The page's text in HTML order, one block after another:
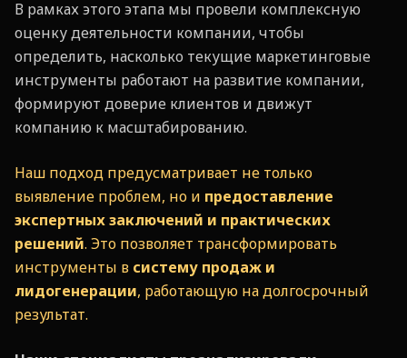
В рамках этого этапа мы провели комплексную
оценку деятельности компании, чтобы
определить, насколько текущие маркетинговые
инструменты работают на развитие компании,
формируют доверие клиентов и движут
компанию к масштабированию.
Наш подход предусматривает не только
выявление проблем, но и предоставление
экспертных заключений и практических
решений. Это позволяет трансформировать
инструменты в систему продаж и
лидогенерации, работающую на долгосрочный
результат.